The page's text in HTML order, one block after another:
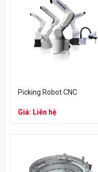
Picking Robot CNC
Giá: Liên hệ